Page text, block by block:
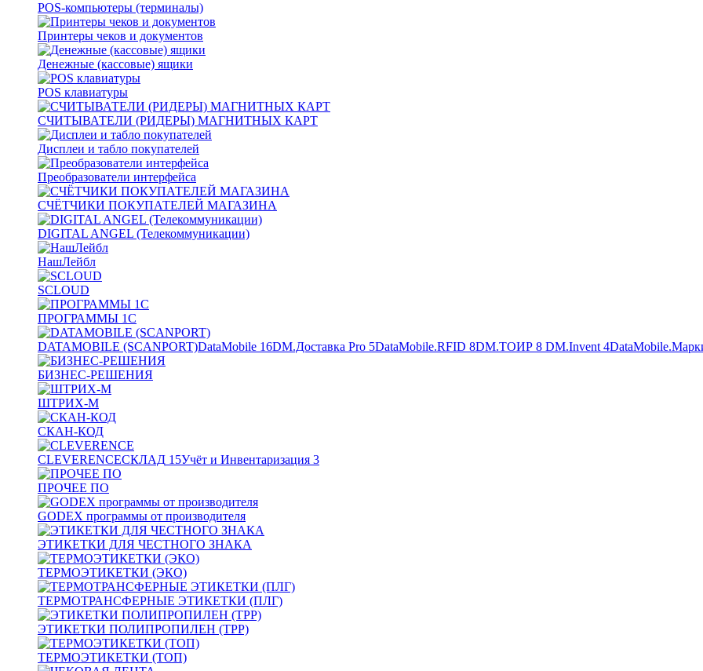
POS-компьютеры (терминалы)
Принтеры чеков и документов
Денежные (кассовые) ящики
POS клавиатуры
СЧИТЫВАТЕЛИ (РИДЕРЫ) МАГНИТНЫХ КАРТ
Дисплеи и табло покупателей
Преобразователи интерфейса
СЧЁТЧИКИ ПОКУПАТЕЛЕЙ МАГАЗИНА
DIGITAL ANGEL (Телекоммуникации)
НашЛейбл
SCLOUD
ПРОГРАММЫ 1С
DATAMOBILE (SCANPORT)DataMobile 16DM.Доставка Pro 5DataMobile.RFID 8DM.ТОИР 8 DM.Invent 4
БИЗНЕС-РЕШЕНИЯ
ШТРИХ-М
СКАН-КОД
CLEVERENCEСКЛАД 15Учёт и Инвентаризация 3
ПРОЧЕЕ ПО
GODEX программы от производителя
ЭТИКЕТКИ ДЛЯ ЧЕСТНОГО ЗНАКА
ТЕРМОЭТИКЕТКИ (ЭКО)
ТЕРМОТРАНСФЕРНЫЕ ЭТИКЕТКИ (ПЛГ)
ЭТИКЕТКИ ПОЛИПРОПИЛЕН (TPP)
ТЕРМОЭТИКЕТКИ (ТОП)